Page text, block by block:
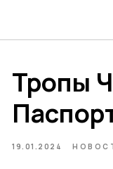
Тропы
19.01.2024